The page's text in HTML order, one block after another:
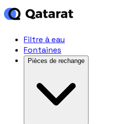
Filtre à eau
Fontaines
Pièces de rechange